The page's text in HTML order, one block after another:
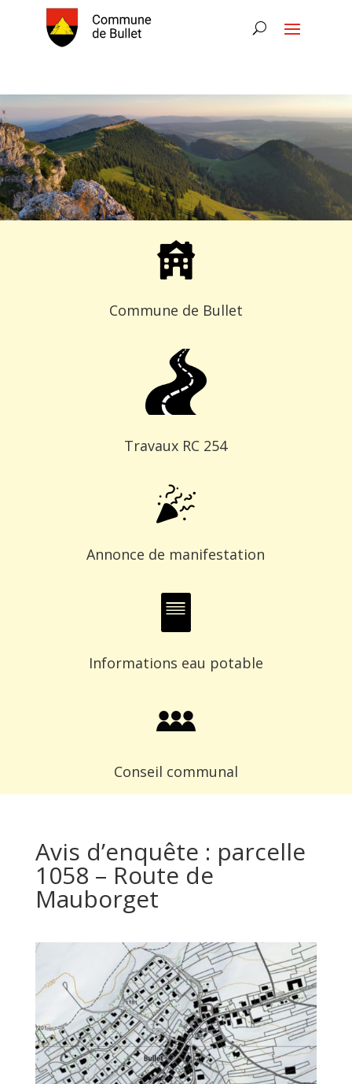
Commune de Bullet
Travaux RC 254
Annonce de manifestation
Informations eau potable
Conseil communal
Avis d’enquête : parcelle
1058 – Route de
Mauborget